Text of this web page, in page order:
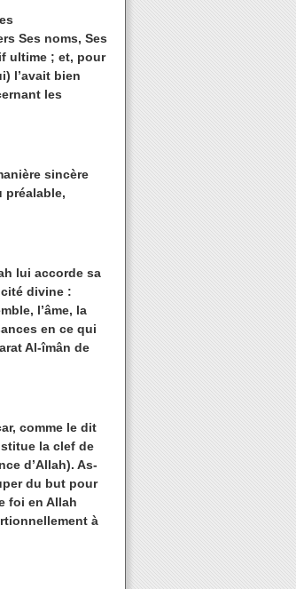
Ses noms, Ses
ultime ; et, pour
l’avait bien
les
sincère
préalable,
lui accorde sa
divine :
l’âme, la
en ce qui
Al-îmân de
comme le dit
la clef de
d’Allah). As-
du but pour
foi en Allah
à